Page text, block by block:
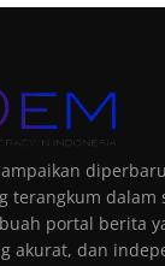
terangkum dalam
portal berita
akurat, dan